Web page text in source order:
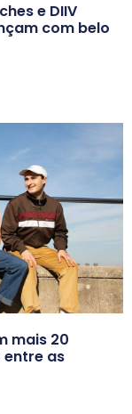
e DIIV
com belo
mais 20
entre as